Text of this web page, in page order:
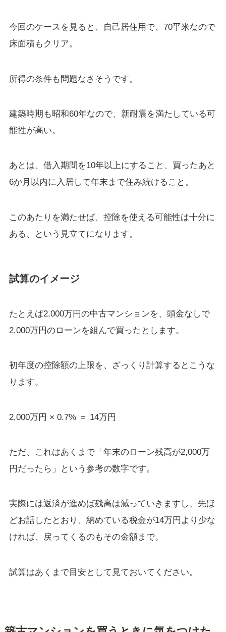
今回のケースを見ると、自己居住用で、70平米なので
床面積もクリア。
所得の条件も問題なさそうです。
建築時期も昭和60年なので、新耐震を満たしている可
能性が高い。
あとは、借入期間を10年以上にすること、買ったあと
6か月以内に入居して年末まで住み続けること。
このあたりを満たせば、控除を使える可能性は十分に
ある、という見立てになります。
試算のイメージ
たとえば2,000万円の中古マンションを、頭金なしで
2,000万円のローンを組んで買ったとします。
初年度の控除額の上限を、ざっくり計算するとこうな
ります。
2,000万円 × 0.7% ＝ 14万円
ただ、これはあくまで「年末のローン残高が2,000万
円だったら」という参考の数字です。
実際には返済が進めば残高は減っていきますし、先ほ
どお話したとおり、納めている税金が14万円より少な
ければ、戻ってくるのもその金額まで。
試算はあくまで目安として見ておいてください。